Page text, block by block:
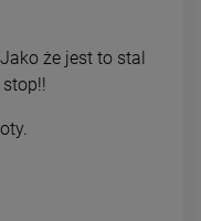
że jest to stal